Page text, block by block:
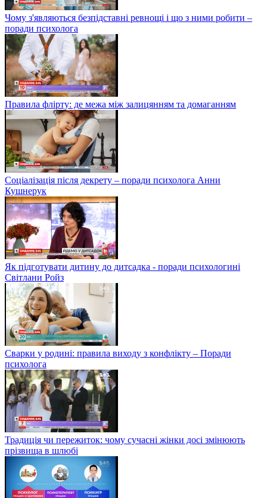
Чому з'являються безпідставні ревнощі і що з ними робити –
поради психолога
Правила флірту: де межа між залицянням та домаганням
Соціалізація після декрету – поради психолога Анни
Кушнерук
Як підготувати дитину до дитсадка - поради психологині
Світлани Ройз
Сварки у родині: правила виходу з конфлікту – Поради
психолога
Традиція чи пережиток: чому сучасні жінки досі змінюють
прізвища в шлюбі